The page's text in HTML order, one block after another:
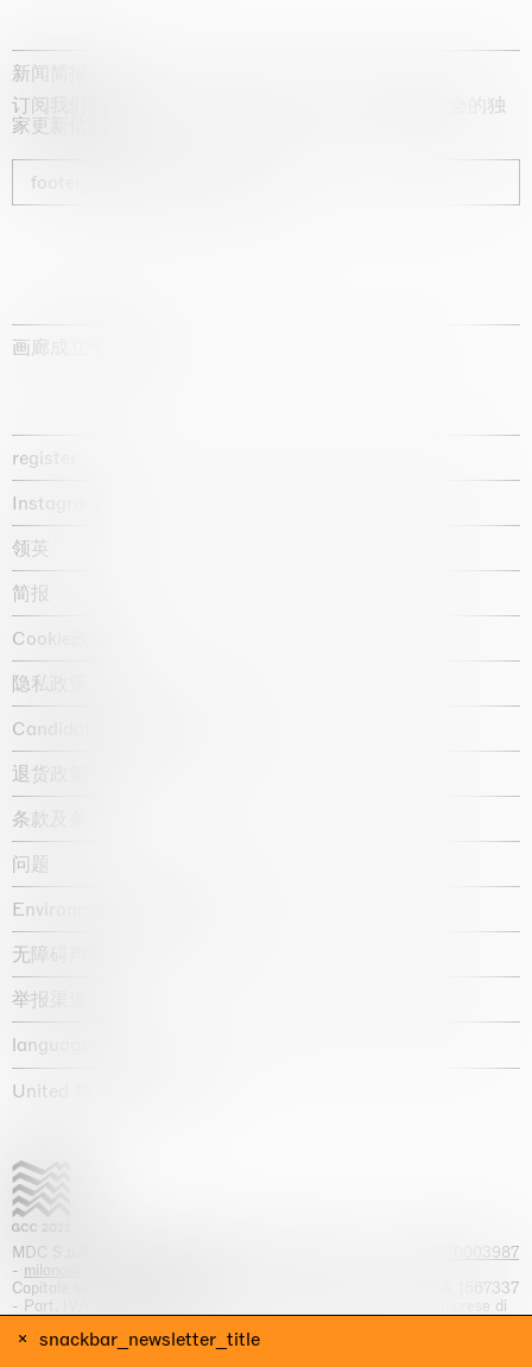
snackbar_newsletter_title
新闻简报
订阅我们的时事通讯，获取有关艺术家、展览和博览会的独
家更新信息
footer_newsletter_subscribe
画廊成立于1987年
register
Instagram
领英
简报
Cookie政策
隐私政策
Candidate privacy notice
退货政策
条款及条件
问题
Environmental statement
无障碍声明
举报渠道
language :
United States / USD $
MDC S.p.A. -
+39 02 70003987
- milano@massimodecarlo.com
Capitale sociale interamente versato: EUR 1.514.762,00 – REA 1567337
- Part. IVA / C.F. 12584550151 - Iscrizione al Registro delle imprese di